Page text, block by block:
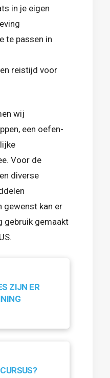
in je eigen
te passen in
reistijd voor
wij
een oefen-
Voor de
diverse
gewenst kan er
gebruik gemaakt
ZIJN ER